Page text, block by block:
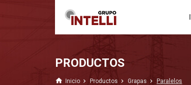
PRODUCTOS
home Inicio Productos Grapas Paralelos